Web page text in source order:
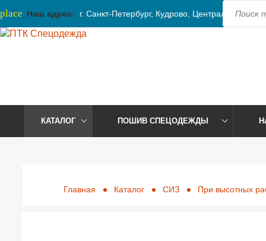
place Наш адрес: г. Санкт-Петербург, Кудрово, Центральная, 41
КАТАЛОГ ПОШИВ СПЕЦОДЕЖДЫ
Главная Каталог СИЗ При высотных